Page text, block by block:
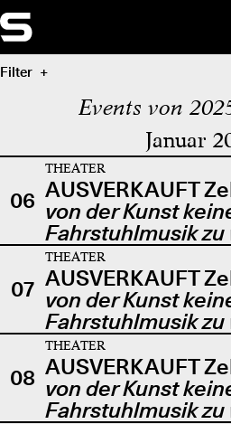
Filter
Events von
Januar
06
THEATER
AUSVERKAUFT
von der Kunst
Fahrstuhlmusik
07
THEATER
AUSVERKAUFT
von der Kunst
Fahrstuhlmusik
08
THEATER
AUSVERKAUFT
von der Kunst
Fahrstuhlmusik